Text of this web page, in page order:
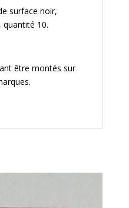
surface noir,
quantité 10.
être montés sur